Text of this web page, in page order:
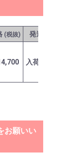
(税抜) 発送目安
入荷後発送
お願いい